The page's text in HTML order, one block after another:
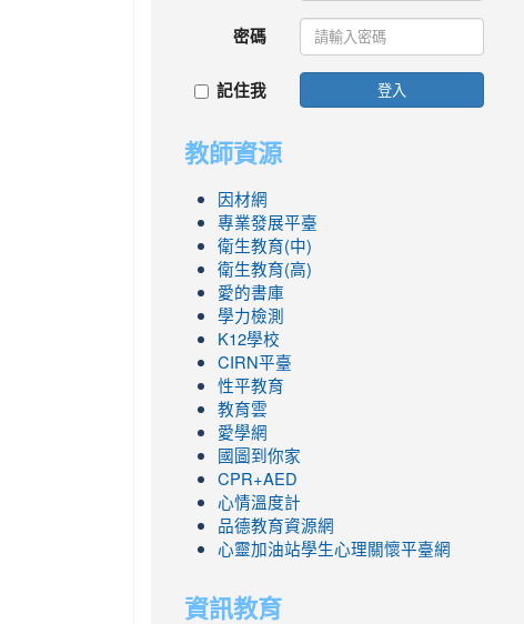
密碼
記住我 登入
教師資源
因材網
專業發展平臺
衛生教育(中)
衛生教育(高)
愛的書庫
學力檢測
K12學校
CIRN平臺
性平教育
教育雲
愛學網
國圖到你家
CPR+AED
心情溫度計
品德教育資源網
心靈加油站學生心理關懷平臺網
資訊教育